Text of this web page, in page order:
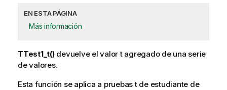
EN ESTA PÁGINA
Más información
TTest1_t()devuelve el valor t agregado de una serie
de valores.
Esta función se aplica a pruebas t de estudiante de